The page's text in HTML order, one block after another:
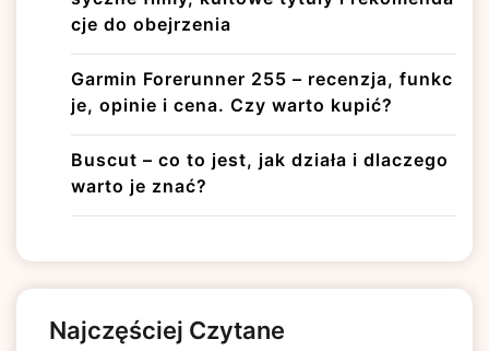
cje do obejrzenia
Garmin Forerunner 255 – recenzja, funkc
je, opinie i cena. Czy warto kupić?
Buscut – co to jest, jak działa i dlaczego
warto je znać?
Najczęściej Czytane